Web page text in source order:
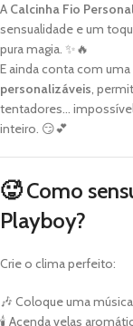
A Calcinha Fio
sensualidade e um
pura magia. ✨🔥
E ainda conta com uma
personalizáveis,
tentadores…
inteiro. 😏💕
🥵 Como
Playboy?
Crie o clima perfeito:
🎶 Coloque uma
🕯️ Acenda velas